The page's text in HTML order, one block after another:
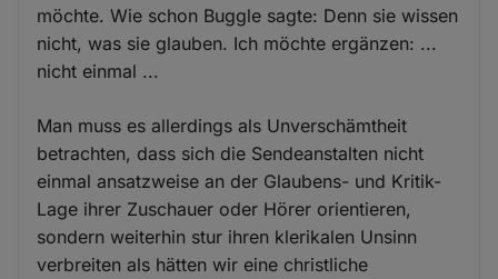
möchte. Wie schon Buggle sagte: Denn sie wissen
nicht, was sie glauben. Ich möchte ergänzen: ...
nicht einmal ...
Man muss es allerdings als Unverschämtheit
betrachten, dass sich die Sendeanstalten nicht
einmal ansatzweise an der Glaubens- und Kritik-
Lage ihrer Zuschauer oder Hörer orientieren,
sondern weiterhin stur ihren klerikalen Unsinn
verbreiten als hätten wir eine christliche